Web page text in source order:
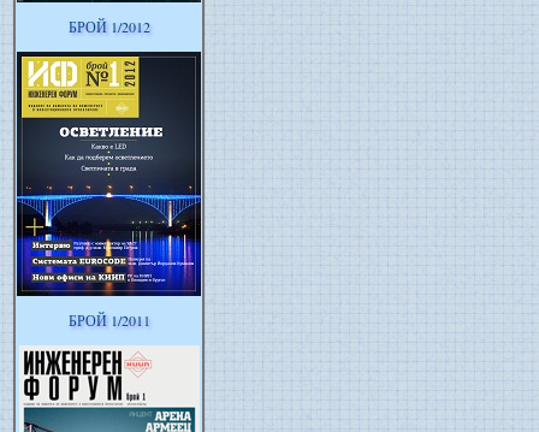
БРОЙ 1/2012
БРОЙ 1/2011